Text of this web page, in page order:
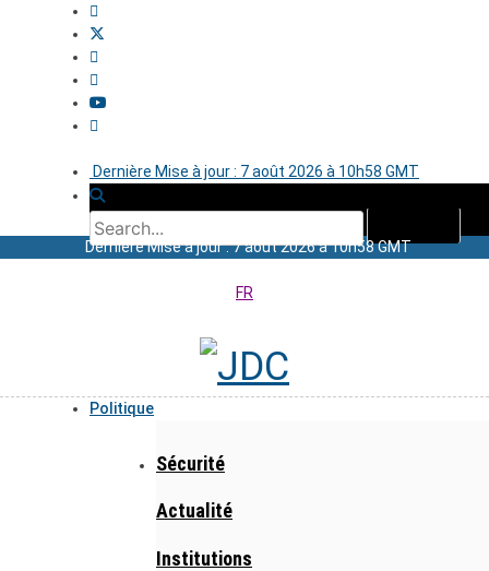
Dernière Mise à jour : 7 août 2026 à 10h58 GMT
Dernière Mise à jour : 7 août 2026 à 10h58 GMT
FR
Politique
Sécurité
Actualité
Institutions